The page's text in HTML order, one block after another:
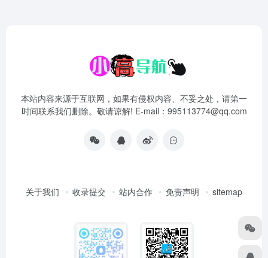
本站内容来源于互联网，如果有侵权内容、不妥之处，请第一
时间联系我们删除。敬请谅解! E-mail：995113774@qq.com
关于我们 收录提交 站内合作 免责声明 sitemap